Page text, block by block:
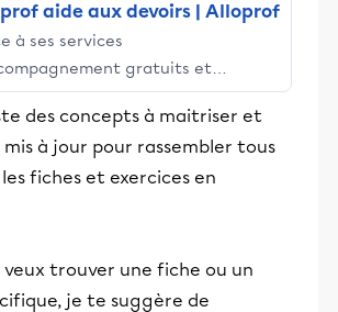
aide aux devoirs | Alloprof
à ses services
gratuits et
Alloprof engage les élèves
parents dans la réussite
des concepts à maitriser et
à jour pour rassembler tous
les fiches et exercices en
veux trouver une fiche ou un
je te suggère de